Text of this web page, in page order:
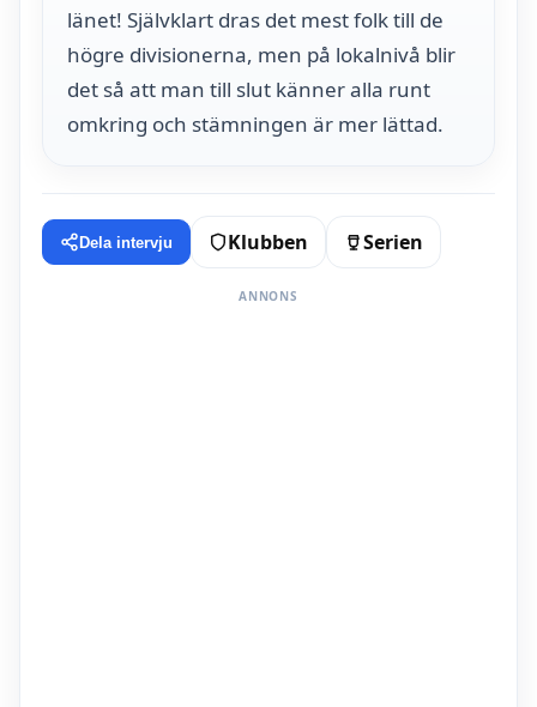
länet! Självklart dras det mest folk till de
högre divisionerna, men på lokalnivå blir
det så att man till slut känner alla runt
omkring och stämningen är mer lättad.
Dela intervju Klubben Serien
ANNONS